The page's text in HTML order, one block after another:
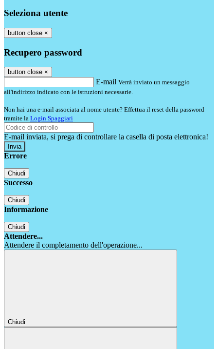
Seleziona utente
button close ×
Recupero password
button close ×
E-mail Verrà inviato un messaggio
all'indirizzo indicato con le istruzioni necessarie.
Non hai una e-mail associata al nome utente? Effettua il reset della password
tramite la Login Spaggiari
E-mail inviata, si prega di controllare la casella di posta elettronica!
Errore
Chiudi
Successo
Chiudi
Informazione
Chiudi
Attendere...
Attendere il completamento dell'operazione...
Chiudi